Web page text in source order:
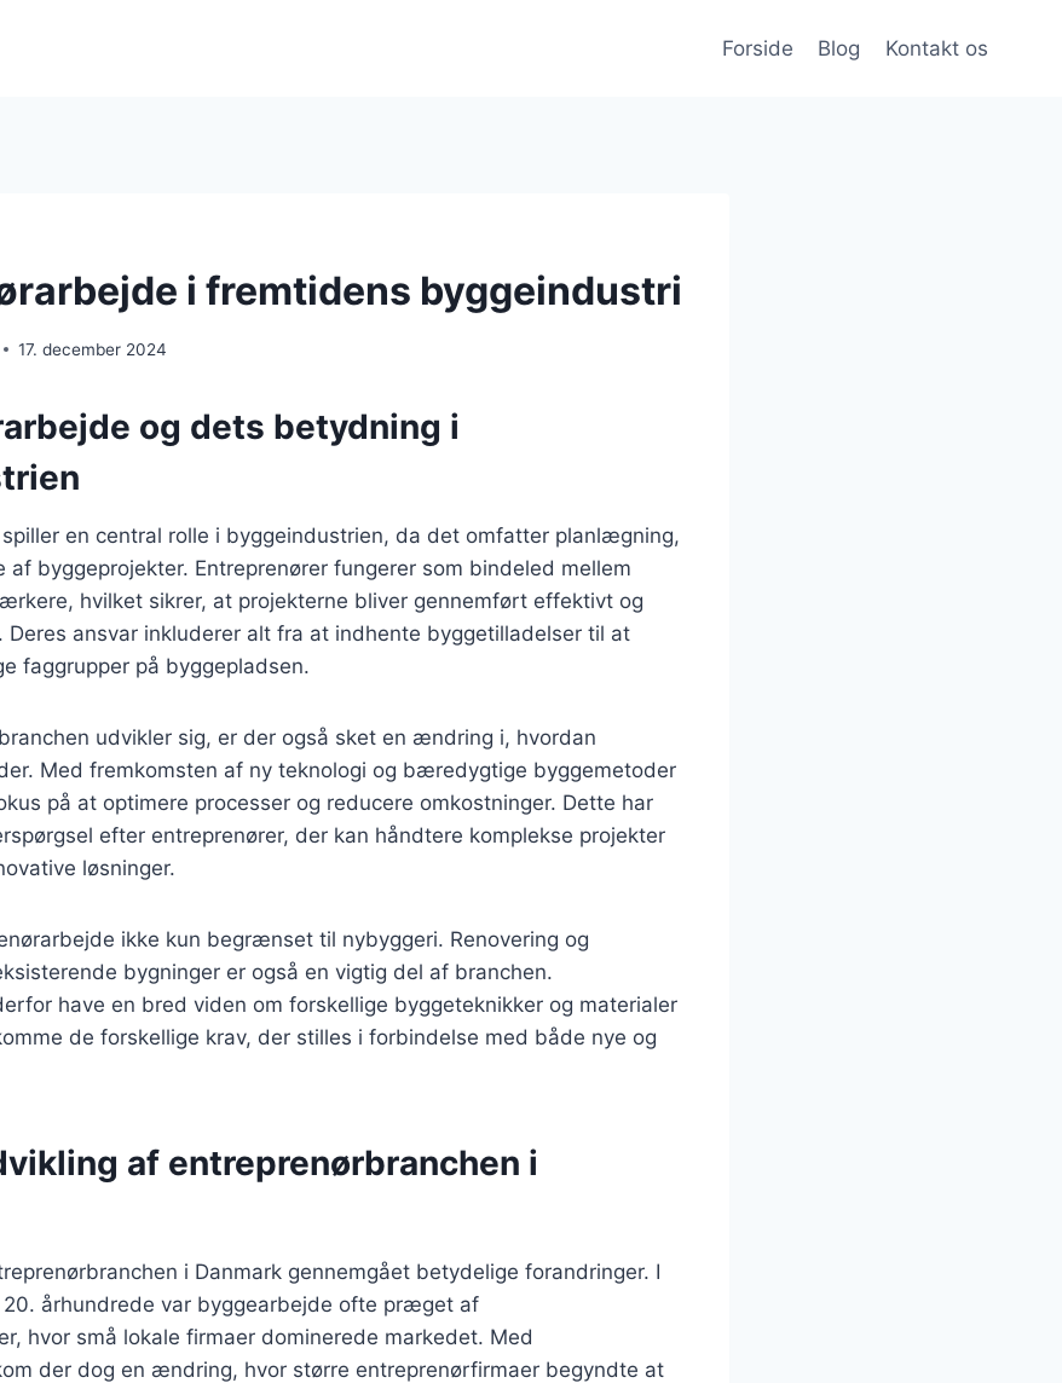
Forside Blog Kontakt os
i fremtidens byggeindustri
17. december 2024
og dets betydning i
en central rolle i byggeindustrien, da det omfatter planlægning,
af byggeprojekter. Entreprenører fungerer som bindeled mellem
hvilket sikrer, at projekterne bliver gennemført effektivt og
ansvar inkluderer alt fra at indhente byggetilladelser til at
faggrupper på byggepladsen.
udvikler sig, er der også sket en ændring i, hvordan
Med fremkomsten af ny teknologi og bæredygtige byggemetoder
på at optimere processer og reducere omkostninger. Dette har
efter entreprenører, der kan håndtere komplekse projekter
løsninger.
ikke kun begrænset til nybyggeri. Renovering og
bygninger er også en vigtig del af branchen.
have en bred viden om forskellige byggeteknikker og materialer
de forskellige krav, der stilles i forbindelse med både nye og
af entreprenørbranchen i
i Danmark gennemgået betydelige forandringer. I
århundrede var byggearbejde ofte præget af
hvor små lokale firmaer dominerede markedet. Med
der dog en ændring, hvor større entreprenørfirmaer begyndte at